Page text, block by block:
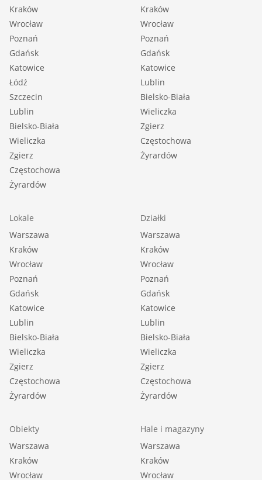
Kraków
Wrocław
Poznań
Gdańsk
Katowice
Łódź
Szczecin
Lublin
Bielsko-Biała
Wieliczka
Zgierz
Częstochowa
Żyrardów
Kraków
Wrocław
Poznań
Gdańsk
Katowice
Lublin
Bielsko-Biała
Wieliczka
Zgierz
Częstochowa
Żyrardów
Lokale
Warszawa
Kraków
Wrocław
Poznań
Gdańsk
Katowice
Lublin
Bielsko-Biała
Wieliczka
Zgierz
Częstochowa
Żyrardów
Działki
Warszawa
Kraków
Wrocław
Poznań
Gdańsk
Katowice
Lublin
Bielsko-Biała
Wieliczka
Zgierz
Częstochowa
Żyrardów
Obiekty
Warszawa
Kraków
Wrocław
Hale i magazyny
Warszawa
Kraków
Wrocław